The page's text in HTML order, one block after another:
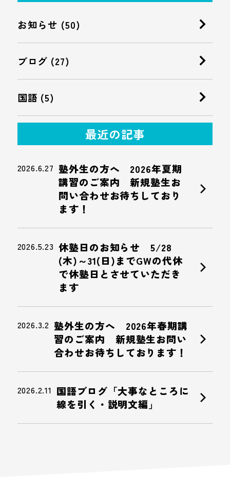
お知らせ (50)
ブログ (27)
国語 (5)
最近の記事
2026.6.27 塾外生の方へ 2026年夏期
講習のご案内 新規塾生お
問い合わせお待ちしており
ます！
chevron_right
2026.5.23 休塾日のお知らせ 5/28
(木)～31(日)までGWの代休
で休塾日とさせていただき
ます
chevron_right
2026.3.2 塾外生の方へ 2026年春期講
習のご案内 新規塾生お問い
合わせお待ちしております！
chevron_right
2026.2.11 国語ブログ「大事なところに
線を引く・説明文編」
chevron_right